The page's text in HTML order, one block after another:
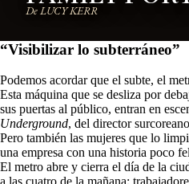
De LUCY KERR
“Visibilizar lo subterráneo”
Podemos acordar que el subte, el
Esta máquina que se desliza por
sus puertas al público, entran en
Underground, del director
Pero también las mujeres que lo
una empresa con una historia poco
El metro abre y cierra el día de la
a las cuatro de la mañana;